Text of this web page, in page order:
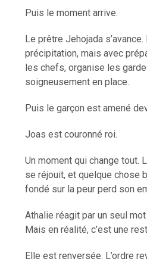
Puis le moment arrive.
Le prêtre Jehojada s’avance.
précipitation, mais avec
les chefs, organise les
soigneusement en place.
Puis le garçon est amené
Joas est couronné roi.
Un moment qui change tout.
se réjouit, et quelque chose
fondé sur la peur perd son
Athalie réagit par un seul mot
Mais en réalité, c’est une
Elle est renversée. L’ordre